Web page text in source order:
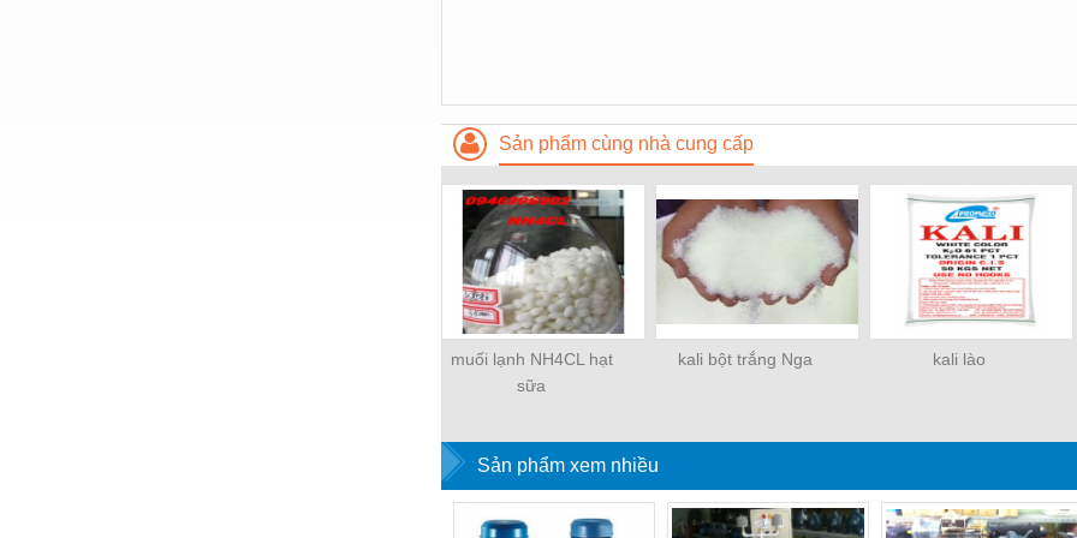
Sản phẩm cùng nhà cung cấp
muối lạnh NH4CL hạt
sữa
kali bột trắng Nga kali lào
Sản phẩm xem nhiều